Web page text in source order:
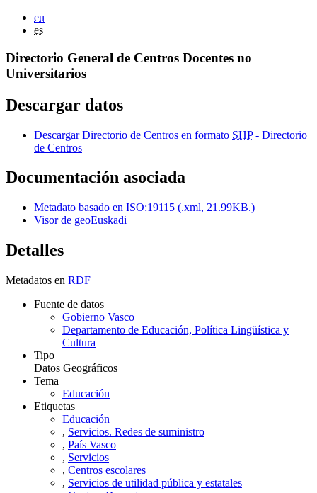
eu
es
Directorio General de Centros Docentes no
Universitarios
Descargar datos
Descargar Directorio de Centros en formato SHP - Directorio
de Centros
Documentación asociada
Metadato basado en ISO:19115 (.xml, 21.99KB.)
Visor de geoEuskadi
Detalles
Metadatos en RDF
Fuente de datos
Gobierno Vasco
Departamento de Educación, Política Lingüística y
Cultura
Tipo
Datos Geográficos
Tema
Educación
Etiquetas
Educación
, Servicios. Redes de suministro
, País Vasco
, Servicios
, Centros escolares
, Servicios de utilidad pública y estatales